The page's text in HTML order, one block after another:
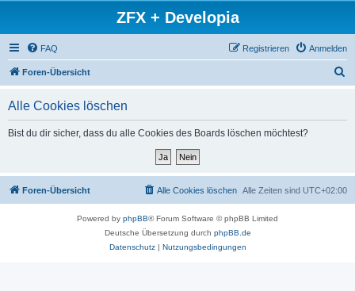
ZFX + Developia
FAQ Anmelden
Registrieren
Foren-Übersicht
Alle Cookies löschen
Bist du dir sicher, dass du alle Cookies des Boards löschen möchtest?
Foren-Übersicht Alle Zeiten sind UTC+02:00
Alle Cookies löschen
Powered by phpBB® Forum Software © phpBB Limited
Deutsche Übersetzung durch phpBB.de
Datenschutz| Nutzungsbedingungen